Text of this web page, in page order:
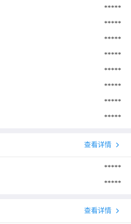
*****
*****
*****
*****
*****
*****
*****
*****
查看详情
*****
*****
查看详情